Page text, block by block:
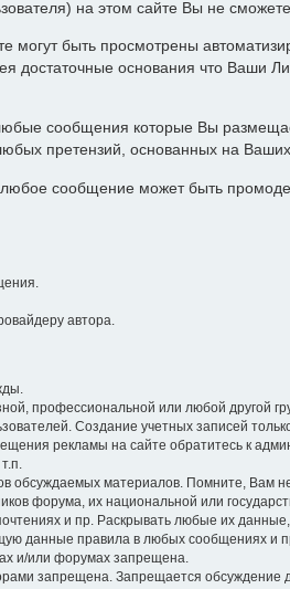
на этом сайте Вы не
могут быть просмотрены
достаточные основания что
сообщения которые Вы
претензий, основанных на
сообщение может быть
автора.
профессиональной или любой другой
Создание учетных записей
рекламы на сайте обратитесь к
обсуждаемых материалов. Помните, Вам
форума, их национальной или
и пр. Раскрывать любые их
данные правила в любых сообщениях и
и/или форумах запрещена.
запрещена. Запрещается